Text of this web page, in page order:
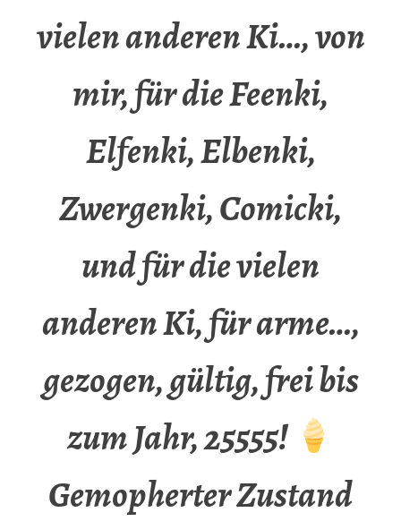
vielen anderen Ki…, von
mir, für die Feenki,
Elfenki, Elbenki,
Zwergenki, Comicki,
und für die vielen
anderen Ki, für arme…,
gezogen, gültig, frei bis
zum Jahr, 25555!
Gemopherter Zustand